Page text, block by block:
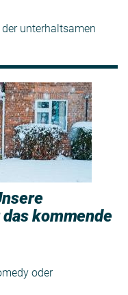
unterhaltsamen
kommende
oder